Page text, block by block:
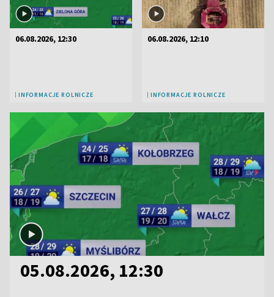
06.08.2026, 12:30
INFORMACJE ROLNICZE
06.08.2026, 12:10
INFORMACJE ROLNICZE
05.08.2026, 12:30